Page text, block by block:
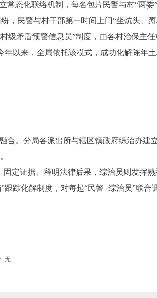
态化联络机制，每名包片民警与村“两委
，民警与村干部第一时间上门“坐炕头、
级矛盾预警信息员”制度，由各村治保主
以来，全局依托该模式，成功化解陈年
。分局各派出所与辖区镇政府综治办建立
定证据、释明法律后果，综治员则发挥熟
踪化解制度，对每起“民警+综治员”联合
无